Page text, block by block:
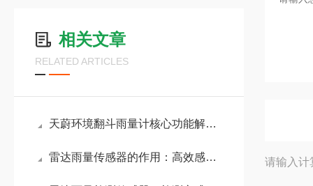
相关文章
RELATED ARTICLES
天蔚环境翻斗雨量计核心功能解析：实时降雨量监测、历史数据存储、超限报警
雷达雨量传感器的作用：高效感知雨量变化，助力农业灌溉与城市排水规划 请输入计